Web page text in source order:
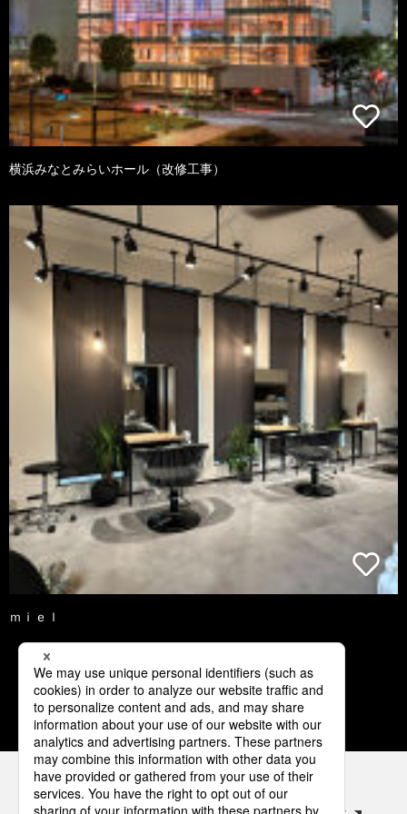
横浜みなとみらいホール（改修工事）
ｍｉｅｌ
3 4 5 6 7
パナソニックの電気設備 SNSアカウント